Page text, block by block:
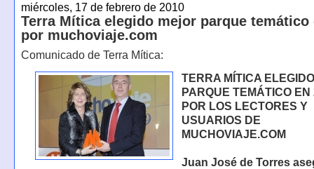
miércoles, 17 de febrero de 2010
Terra Mítica elegido mejor parque temático
por muchoviaje.com
Comunicado de Terra Mítica:
TERRA MÍTICA
PARQUE TEMÁTICO EN
POR LOS LECTORES Y
USUARIOS DE
MUCHOVIAJE.COM
Juan José de Torres